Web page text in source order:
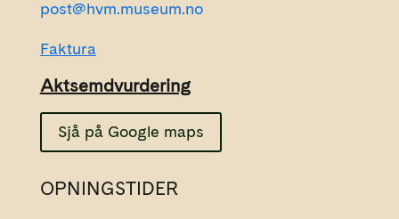
post@hvm.museum.no
Faktura
Aktsemdvurdering
Sjå på Google maps
OPNINGSTIDER